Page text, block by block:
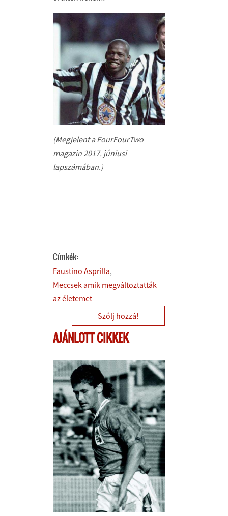
(Megjelent a FourFourTwo
magazin 2017. júniusi
lapszámában.)
Címkék:
Faustino Asprilla
Meccsek amik megváltoztatták
az életemet
Szólj hozzá!
AJÁNLOTT CIKKEK